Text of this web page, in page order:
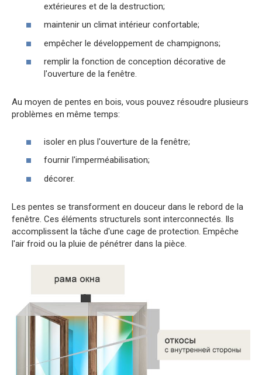
extérieures et de la destruction;
maintenir un climat intérieur confortable;
empêcher le développement de champignons;
remplir la fonction de conception décorative de
l'ouverture de la fenêtre.
Au moyen de pentes en bois, vous pouvez résoudre plusieurs
problèmes en même temps:
isoler en plus l'ouverture de la fenêtre;
fournir l'imperméabilisation;
décorer.
Les pentes se transforment en douceur dans le rebord de la
fenêtre. Ces éléments structurels sont interconnectés. Ils
accomplissent la tâche d'une cage de protection. Empêche
l'air froid ou la pluie de pénétrer dans la pièce.